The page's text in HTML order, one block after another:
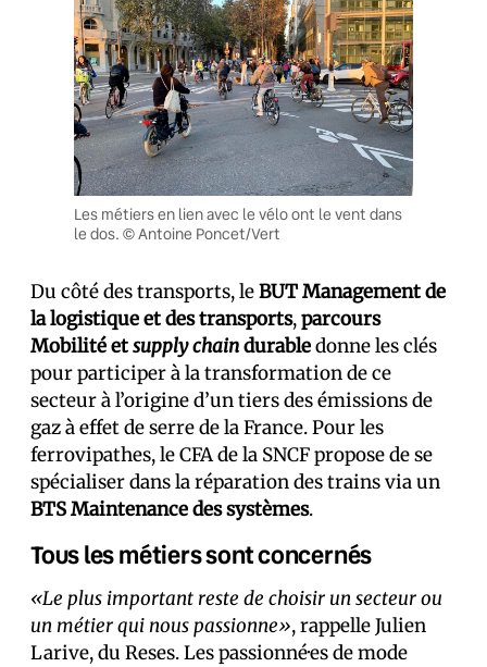
Les métiers en lien avec le vélo ont le vent dans
le dos. © Antoine Poncet/Vert
Du côté des transports, leBUT Management de
la logistique et des transports,parcours
Mobilité etsupply chaindurabledonne les clés
pour participer à la transformation de ce
secteur à l’origine d’un tiers des émissions de
gaz à effet de serre de la France. Pour les
ferrovipathes, le CFA de la SNCF propose de se
spécialiser dans la réparation des trains via un
BTS Maintenance des systèmes.
Tous les métiers sont concernés
«Le plus important reste de choisir un secteur ou
un métier qui nous passionne», rappelle Julien
Larive, du Reses. Les passionné·es de mode